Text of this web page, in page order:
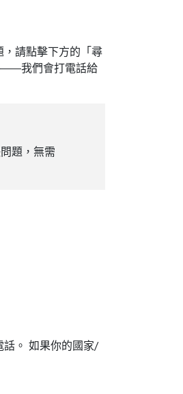
請點擊下方的「尋
——我們會打電話給
題，無需
話。 如果你的國家/